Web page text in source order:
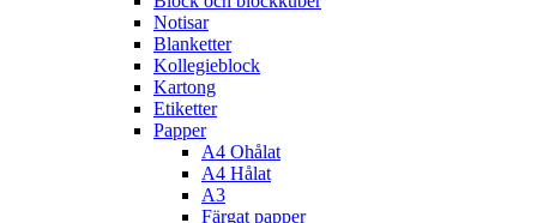
Notisar
Blanketter
Kollegieblock
Kartong
Etiketter
Papper
A4 Ohålat
A4 Hålat
A3
Färgat papper